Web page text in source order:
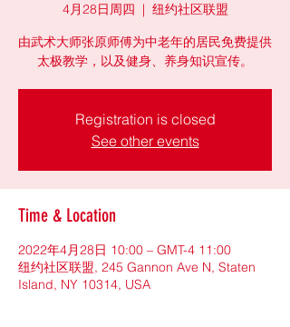
4月28日周四
  |
纽约社区联盟
由武术大师张原师傅为中老年的居民免费提供
太极教学，以及健身、养身知识宣传。
Registration is closed
See other events
Time & Location
2022年4月28日 10:00 – GMT-4 11:00
纽约社区联盟, 245 Gannon Ave N, Staten
Island, NY 10314, USA